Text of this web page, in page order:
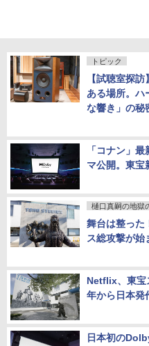
トピック
【試聴室探
ある場所。ハ
な響き」の秘
「コナン」
マ公開。東宝
樋口真嗣の地獄
舞台は整った
ス総攻撃が始
Netflix、東宝
年から日本発
日本初の